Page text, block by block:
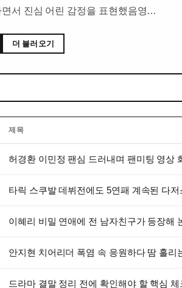
면서 진심 어린 감정을 표현했음영…
더 불러오기
제목
허경환 이민정 팬심 드러내며 팬미팅 영상
타릭 스쿠발 데뷔전에도 5연패 계속된 다저
이혜리 비밀 연애에 전 남자친구가 등장해
안지현 치어리더 폭염 속 응원하다 땀 흘리
드라마 결말 정리 전에 확인해야 할 핵심 체